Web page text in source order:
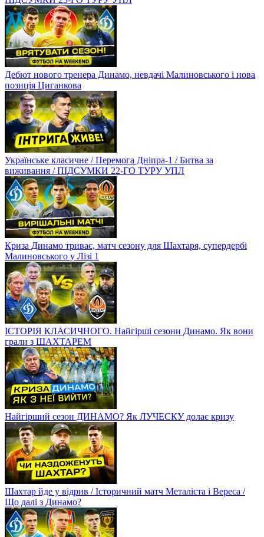
Дебют нового тренера Динамо, невдачі Малиновського і нова
позиція Циганкова
Українське класичне / Перемога Дніпра-1 / Битва за
виживання / ПІДСУМКИ 22-ГО ТУРУ УПЛ
Криза Динамо триває, матч сезону для Шахтаря, супердербі
Малиновського у Лізі 1
ІСТОРІЯ КЛАСИЧНОГО. Найгірші сезони Динамо. Як вони
грали з ШАХТАРЕМ
Найгірший сезон ДИНАМО? Як ЛУЧЕСКУ долає кризу
Шахтар йде у відрив / Історичний матч Металіста і Вереса /
Що далі з Динамо?